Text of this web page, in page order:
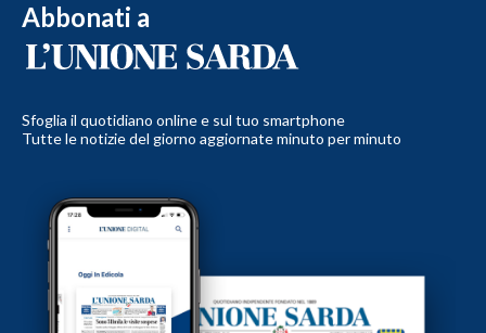
Abbonati a
Sfoglia il quotidiano online e sul tuo smartphone
Tutte le notizie del giorno aggiornate minuto per minuto